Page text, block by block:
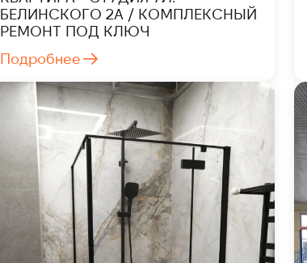
БЕЛИНСКОГО 2А / КОМПЛЕКСНЫЙ
РЕМОНТ ПОД КЛЮЧ
Подробнее